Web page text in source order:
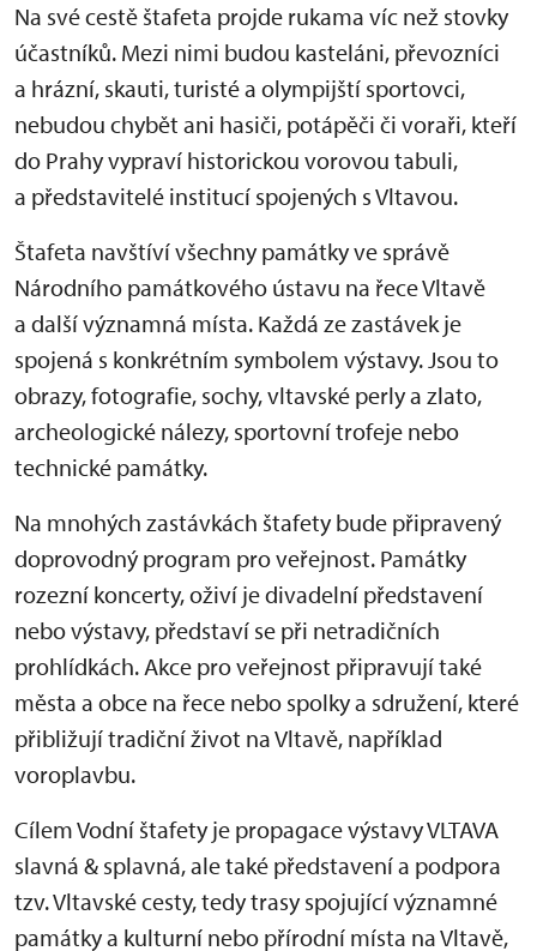
Na své cestě štafeta projde rukama víc než stovky
účastníků. Mezi nimi budou kasteláni, převozníci
a hrázní, skauti, turisté a olympijští sportovci,
nebudou chybět ani hasiči, potápěči či voraři, kteří
do Prahy vypraví historickou vorovou tabuli,
a představitelé institucí spojených s Vltavou.
Štafeta navštíví všechny památky ve správě
Národního památkového ústavu na řece Vltavě
a další významná místa. Každá ze zastávek je
spojená s konkrétním symbolem výstavy. Jsou to
obrazy, fotografie, sochy, vltavské perly a zlato,
archeologické nálezy, sportovní trofeje nebo
technické památky.
Na mnohých zastávkách štafety bude připravený
doprovodný program pro veřejnost. Památky
rozezní koncerty, oživí je divadelní představení
nebo výstavy, představí se při netradičních
prohlídkách. Akce pro veřejnost připravují také
města a obce na řece nebo spolky a sdružení, které
přibližují tradiční život na Vltavě, například
voroplavbu.
Cílem Vodní štafety je propagace výstavy VLTAVA
slavná & splavná, ale také představení a podpora
tzv. Vltavské cesty, tedy trasy spojující významné
památky a kulturní nebo přírodní místa na Vltavě,